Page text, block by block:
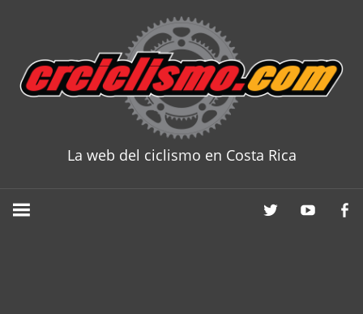
content
La web del ciclismo en Costa Rica